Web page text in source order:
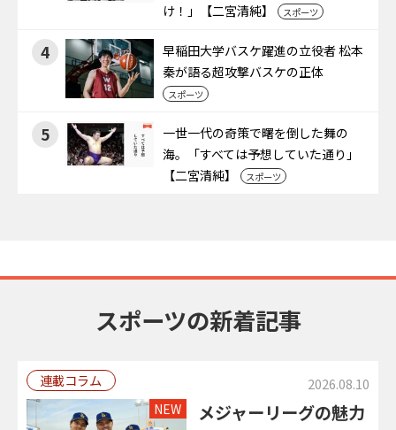
け！」【二宮清純】
スポーツ
4
早稲田大学バスケ躍進の立役者 松本
秦が語る超攻撃バスケの正体
スポーツ
5
一世一代の奇策で曙を倒した舞の
海。「すべては予想していた通り」
【二宮清純】
スポーツ
スポーツの新着記事
連載コラム 2026.08.10
NEW
メジャーリーグの魅力